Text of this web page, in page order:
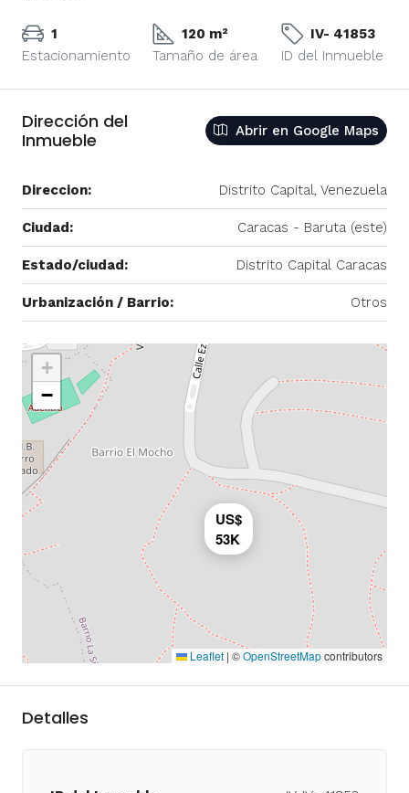
1
Estacionamiento
120 m²
Tamaño de área
IV- 41853
ID del Inmueble
Dirección del
Inmueble
Abrir en Google Maps
Direccion: Distrito Capital, Venezuela
Ciudad: Caracas - Baruta (este)
Estado/ciudad: Distrito Capital Caracas
Urbanización / Barrio: Otros
US$
53K
+
−
Leaflet | ©OpenStreetMapcontributors
Detalles